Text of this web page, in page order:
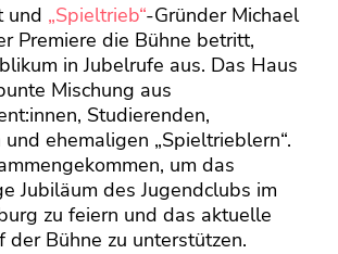
und „Spieltrieb“-Gründer Michael
Premiere die Bühne betritt,
in Jubelrufe aus. Das Haus
Mischung aus
Studierenden,
und ehemaligen „Spieltrieblern“.
um das
Jubiläum des Jugendclubs im
zu feiern und das aktuelle
der Bühne zu unterstützen.